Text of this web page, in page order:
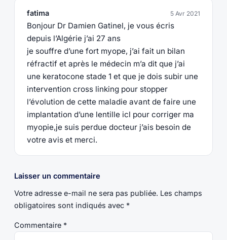
fatima 5 Avr 2021
Bonjour Dr Damien Gatinel, je vous écris
depuis l’Algérie j’ai 27 ans
je souffre d’une fort myope, j’ai fait un bilan
réfractif et après le médecin m’a dit que j’ai
une keratocone stade 1 et que je dois subir une
intervention cross linking pour stopper
l’évolution de cette maladie avant de faire une
implantation d’une lentille icl pour corriger ma
myopie,je suis perdue docteur j’ais besoin de
votre avis et merci.
Laisser un commentaire
Votre adresse e-mail ne sera pas publiée. Les champs
obligatoires sont indiqués avec *
Commentaire *